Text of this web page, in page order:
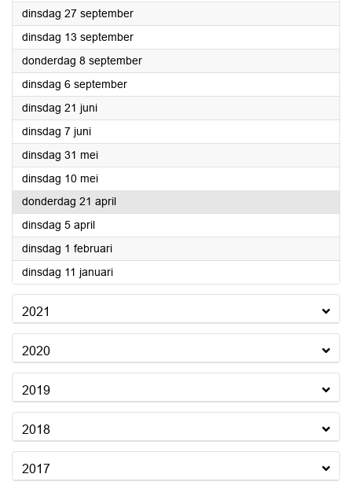
dinsdag 27 september2022
dinsdag 13 september2022
donderdag 8 september2022
dinsdag 6 september2022
dinsdag 21 juni2022
dinsdag 7 juni2022
dinsdag 31 mei2022
dinsdag 10 mei2022
donderdag 21 april2022
dinsdag 5 april2022
dinsdag 1 februari2022
dinsdag 11 januari2022
2021
2020
2019
2018
2017